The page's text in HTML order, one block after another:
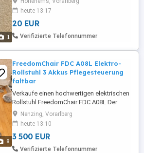
1
heute 13:17
20 EUR
Verifizierte Telefonnummer
8
FreedomChair FDC A08L Elektro-
Rollstuhl 3 Akkus Pflegesteuerung
faltbar
Verkaufe einen hochwertigen elektrischen
Rollstuhl FreedomChair FDC A08L Der
Starke in sehr gutem Zustand. Besonders
praktisch ist die integrierte drahtlose
Pflegesteuerung. Der Rollstuhl kann
entweder vom Nutzer selbst gesteuert
werden oder per Knopfdruck auf die
Nenzing, Vorarlberg
heute 13:10
3 500 EUR
Verifizierte Telefonnummer